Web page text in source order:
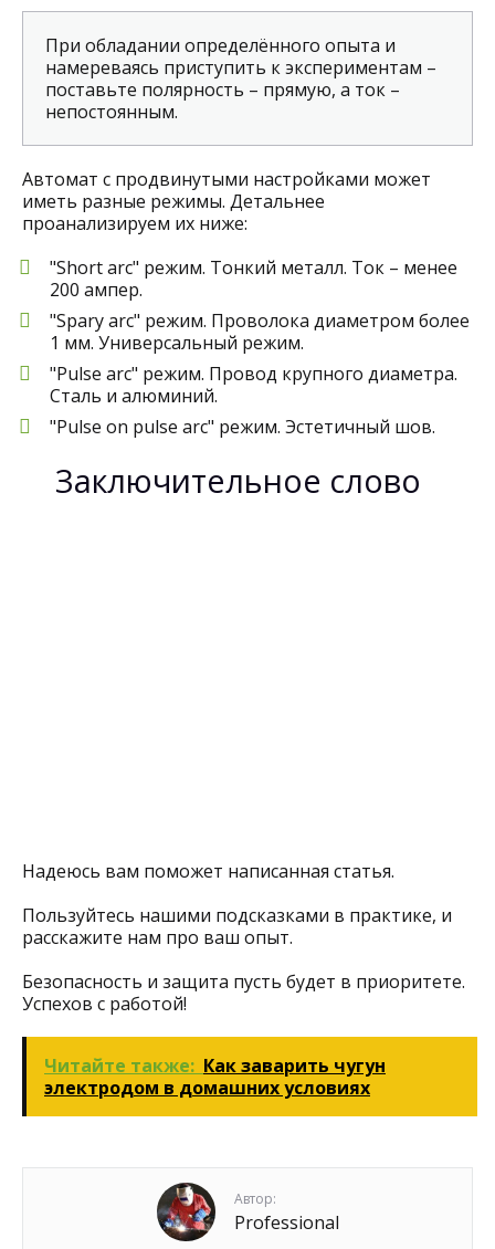
При обладании определённого опыта и
намереваясь приступить к экспериментам –
поставьте полярность – прямую, а ток –
непостоянным.
Автомат с продвинутыми настройками может
иметь разные режимы. Детальнее
проанализируем их ниже:
"Short arc" режим. Тонкий металл. Ток – менее
200 ампер.
"Spary arc" режим. Проволока диаметром более
1 мм. Универсальный режим.
"Pulse arc" режим. Провод крупного диаметра.
Сталь и алюминий.
"Pulse on pulse arc" режим. Эстетичный шов.
Заключительное слово
Надеюсь вам поможет написанная статья.
Пользуйтесь нашими подсказками в практике, и
расскажите нам про ваш опыт.
Безопасность и защита пусть будет в приоритете.
Успехов с работой!
Читайте также: Как заварить чугун
электродом в домашних условиях
Автор:
Professional